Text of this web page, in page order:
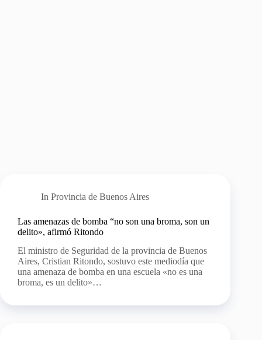
In Provincia de Buenos Aires
Las amenazas de bomba “no son una broma, son un
delito», afirmó Ritondo
El ministro de Seguridad de la provincia de Buenos
Aires, Cristian Ritondo, sostuvo este mediodía que
una amenaza de bomba en una escuela «no es una
broma, es un delito»…